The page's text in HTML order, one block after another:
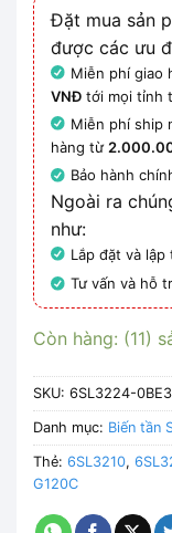
Đặt mua sản
được các ưu
Miễn phí giao
VNĐ tới mọi tỉnh
Miễn phí ship
hàng từ
Bảo hành
Ngoài ra
như:
Lắp đặt và
Tư vấn và hỗ
Còn hàng: (11)
SKU: 6SL3224-
Danh mục: Biến tần
Thẻ: 6SL3210,
G120C